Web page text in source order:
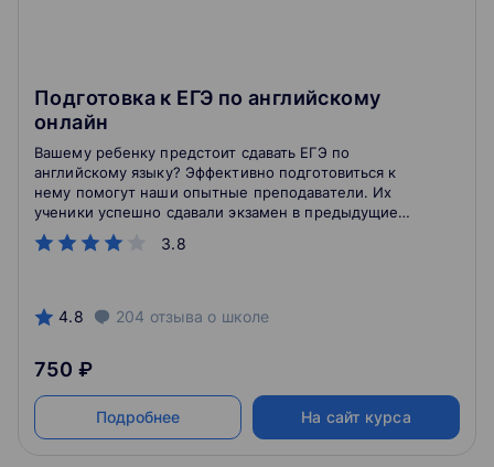
Подготовка к ЕГЭ по английскому
онлайн
3.8
Вашему ребенку предстоит сдавать ЕГЭ по
английскому языку? Эффективно подготовиться к
нему помогут наши опытные преподаватели. Их
ученики успешно сдавали экзамен в предыдущие
годы. У вашего выпускника тоже получится.
Подготовка к ЕГЭ онлайн позволит избежать ошибок,
4.8 204 отзыва о школе
750 ₽
Подробнее На сайт курса